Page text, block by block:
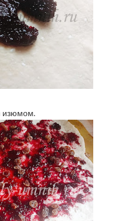
изюмом.